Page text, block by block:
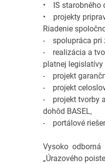
• IS starobného
• projekty
Riadenie
- spolupráca pri
- realizácia a
platnej
- projekt
- projekt
- projekt tvorby
dohôd BASEL,
- portálové
Vysoko odborná
„Úrazového